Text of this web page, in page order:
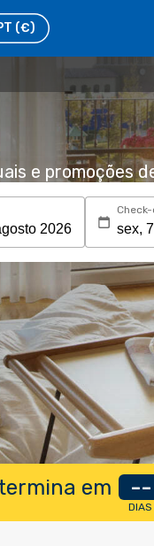
(€)
e promoções
em --
DIAS